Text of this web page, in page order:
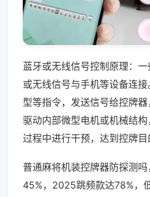
蓝牙或无线信号控制原理：
或无线信号与手机等设备连
型等指令，发送信号给控牌
驱动内部微型电机或机械结
过程中进行干预，达到控牌目
普通麻将机装控牌器防探测
45%，2025跳频款达78%，